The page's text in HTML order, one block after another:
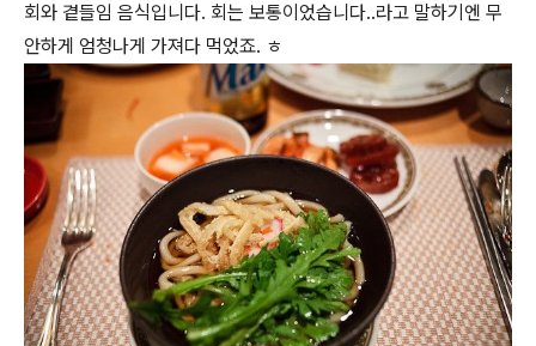
회와 곁들임 음식입니다. 회는 보통이었습니다..라고 말하기엔 무
안하게 엄청나게 가져다 먹었죠. ㅎ